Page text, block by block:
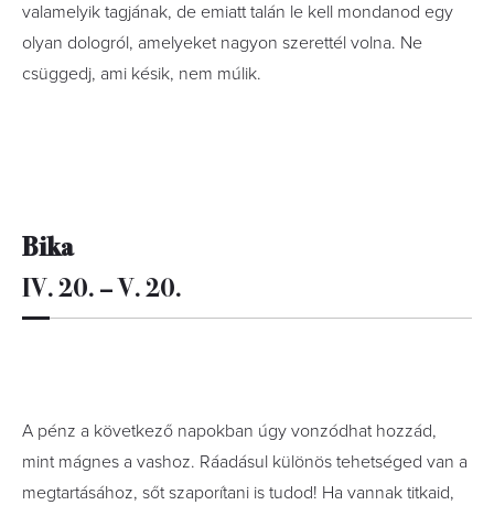
valamelyik tagjának, de emiatt talán le kell mondanod egy
olyan dologról, amelyeket nagyon szerettél volna. Ne
csüggedj, ami késik, nem múlik.
Bika
IV. 20. – V. 20.
A pénz a következő napokban úgy vonzódhat hozzád,
mint mágnes a vashoz. Ráadásul különös tehetséged van a
megtartásához, sőt szaporítani is tudod! Ha vannak titkaid,